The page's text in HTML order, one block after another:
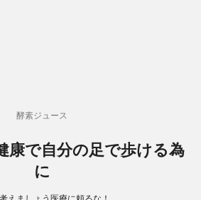
酵素ジュース
康で自分の足で歩ける為
に